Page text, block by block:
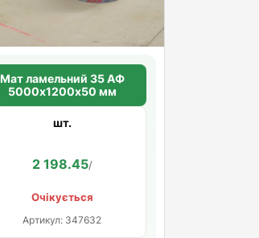
Мат ламельний 35 АФ
5000х1200х50 мм
шт.
2 198.45/
Очікується
Артикул: 347632